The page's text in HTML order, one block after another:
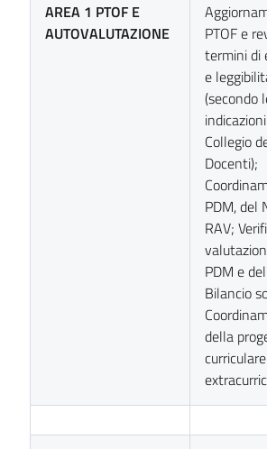
AREA 1 PTOF E
AUTOVALUTAZIONE
PTOF e
termini di
e
(secondo
Collegio
Docenti);
PDM, del
RAV;
PDM e
Bilancio
della